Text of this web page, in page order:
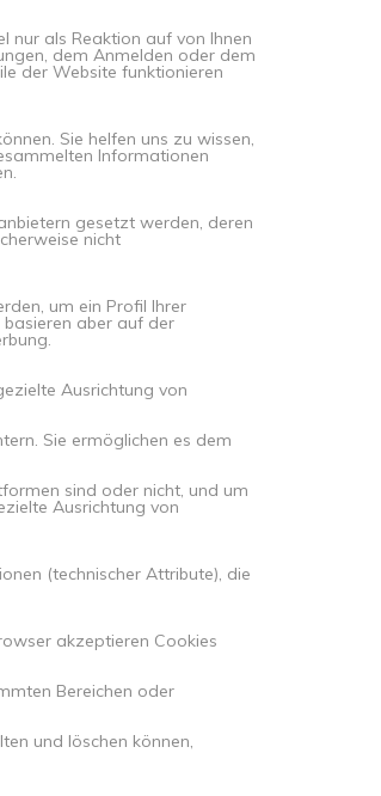
nur als Reaktion auf von Ihnen
dem Anmelden oder dem
der Website funktionieren
Sie helfen uns zu wissen,
Informationen
gesetzt werden, deren
nicht
um ein Profil Ihrer
basieren aber auf der
Ausrichtung von
Sie ermöglichen es dem
sind oder nicht, und um
Ausrichtung von
(technischer Attribute), die
akzeptieren Cookies
Bereichen oder
und löschen können,